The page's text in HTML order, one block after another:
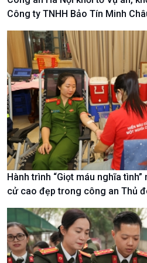
Kinh tế
Tin Kinh tế
Trước giờ mở cửa
Dòng chảy Kinh tế
Sức sống hàng Việt
Khởi nghiệp
Tuyên chiến với gian lận
thương mại
Công ty TNHH Bảo Tín Minh
Hành trình “Giọt máu nghĩa
cử cao đẹp trong công an Thủ